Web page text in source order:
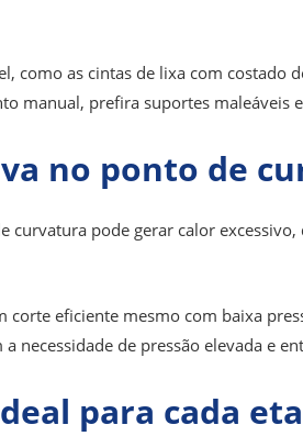
como as cintas de lixa com costado
manual, prefira suportes
no ponto de
curvatura pode gerar calor
eficiente mesmo com baixa
necessidade de pressão elevada e
para cada